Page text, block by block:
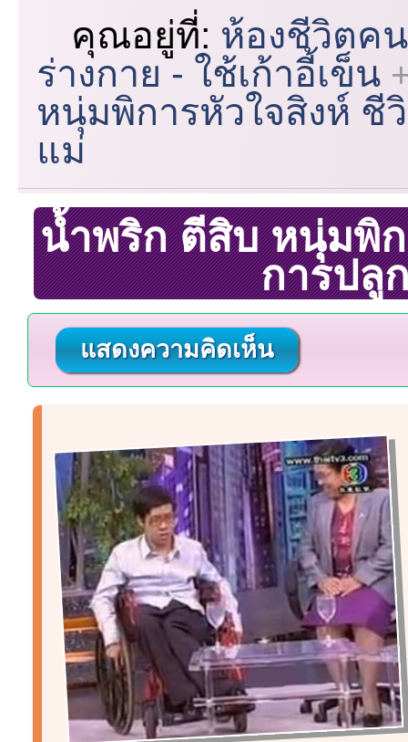
คุณอยู่ที่: ห้องชีวิตค
ร่างกาย - ใช้เก้าอี้เข็น
หนุ่มพิการหัวใจสิงห์ ชี
แม่
น้ำพริก ตีสิบ หนุ่มพิก
การปลู
แสดงความคิดเห็น